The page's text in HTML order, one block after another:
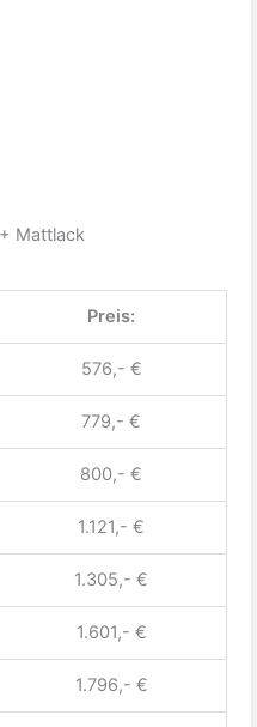
Mattlack
Preis:
576,- €
779,- €
800,- €
1.121,- €
1.305,- €
1.601,- €
1.796,- €